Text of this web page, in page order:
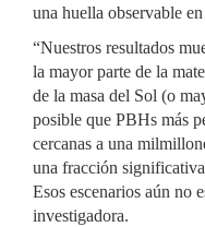
una huella observable
“Nuestros resultados
la mayor parte de la
de la masa del Sol (o
posible que PBHs más
cercanas a una
una fracción
Esos escenarios aún no
investigadora.